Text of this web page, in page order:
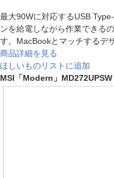
最大90Wに対応するUSB
ンを給電しながら作業できる
す。MacBookとマッチするデ
商品詳細を見る
ほしいものリストに追加
MSI「Modern」MD272UPSW